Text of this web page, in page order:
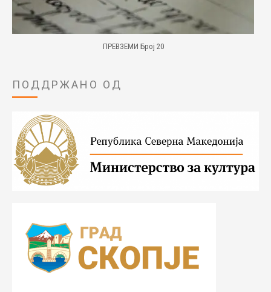
ПРЕВЗЕМИ Број 20
ПОДДРЖАНО ОД